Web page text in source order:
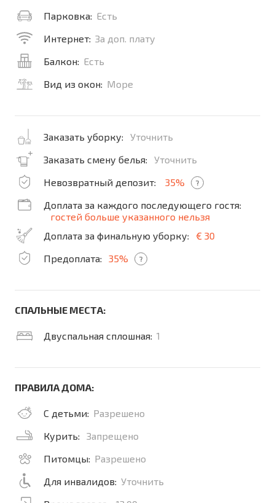
Парковка: Есть
Интернет: За доп. плату
Балкон: Есть
Вид из окон: Море
Заказать уборку:
Уточнить
Заказать смену белья:
Уточнить
Невозвратный депозит:
35% ?
Доплата за каждого последующего гостя:
гостей больше указанного нельзя
Доплата за финальную уборку:
€ 30
Предоплата:
35% ?
СПАЛЬНЫЕ МЕСТА:
Двуспальная сплошная: 1
ПРАВИЛА ДОМА:
С детьми: Разрешено
Курить:
Запрещено
Питомцы: Разрешено
Для инвалидов: Уточнить